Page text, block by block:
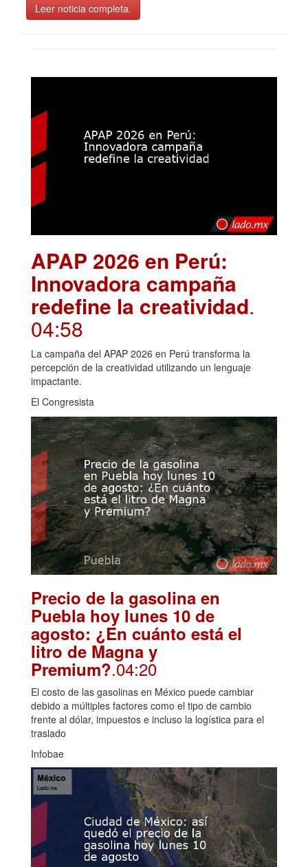
Leer noticia completa.
APAP 2026 en Perú:
Innovadora campaña
redefine la creatividad.
04:58
La campaña del APAP 2026 en Perú transforma la
percepción de la creatividad utilizando un lenguaje
impactante.
El Congresista
Precio de la gasolina en
Puebla hoy lunes 10 de
agosto: ¿En cuánto está el
litro de Magna y
Premium?.04:20
El costo de las gasolinas en México puede cambiar
debido a múltiples factores como el tipo de cambio
frente al dólar, impuestos e incluso la logística para el
traslado
Infobae